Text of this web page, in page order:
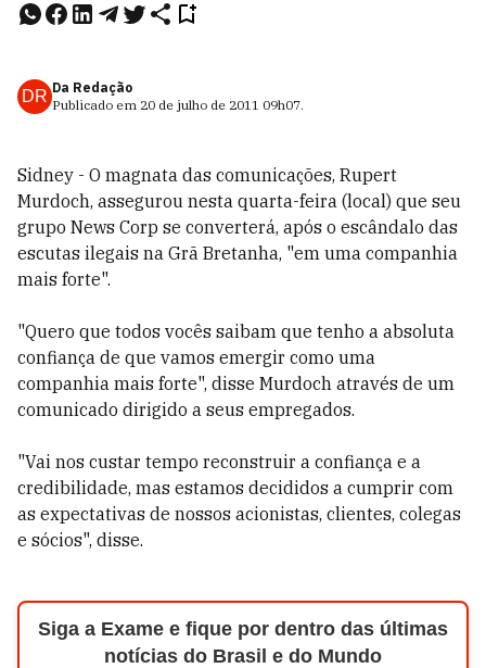
DR Da Redação
Publicado em 20 de julho de 2011 09h07.
Sidney - O magnata das comunicações, Rupert
Murdoch, assegurou nesta quarta-feira (local) que seu
grupo News Corp se converterá, após o escândalo das
escutas ilegais na Grã Bretanha, "em uma companhia
mais forte".
"Quero que todos vocês saibam que tenho a absoluta
confiança de que vamos emergir como uma
companhia mais forte", disse Murdoch através de um
comunicado dirigido a seus empregados.
"Vai nos custar tempo reconstruir a confiança e a
credibilidade, mas estamos decididos a cumprir com
as expectativas de nossos acionistas, clientes, colegas
e sócios", disse.
Siga a Exame e fique por dentro das últimas
notícias do Brasil e do Mundo